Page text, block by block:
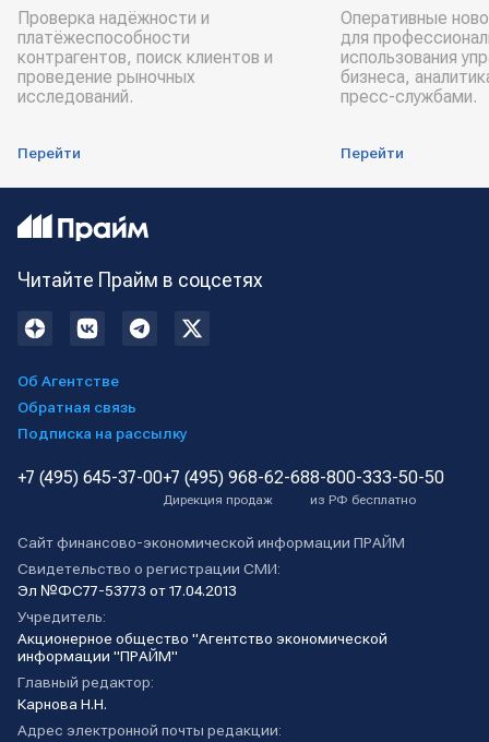
Проверка надёжности и
платёжеспособности
контрагентов, поиск клиентов и
проведение рыночных
исследований.
Перейти
Оперативные
для
использования
бизнеса,
пресс-службами.
Перейти
Читайте Прайм в соцсетях
Об Агентстве
Обратная связь
Подписка на рассылку
+7 (495) 645-37-00+7 (495) 968-62-68
Дирекция продаж
8-800-333-50-50
из РФ бесплатно
Сайт финансово-экономической информации ПРАЙМ
Свидетельство о регистрации СМИ:
Эл №ФС77-53773 от 17.04.2013
Учредитель:
Акционерное общество "Агентство экономической
информации "ПРАЙМ"
Главный редактор:
Карнова Н.Н.
Адрес электронной почты редакции: